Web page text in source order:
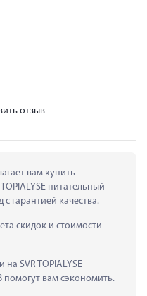
отзыв
вам купить
питательный
с гарантией качества.
скидок и стоимости
SVR TOPIALYSE
помогут вам сэкономить.